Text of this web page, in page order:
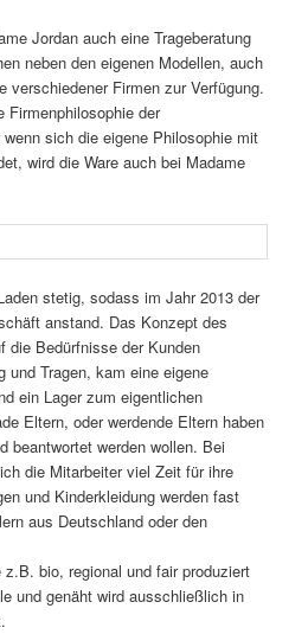
Jordan auch eine Trageberatung
neben den eigenen Modellen, auch
verschiedener Firmen zur Verfügung.
Firmenphilosophie der
sich die eigene Philosophie mit
wird die Ware auch bei Madame
stetig, sodass im Jahr 2013 der
anstand. Das Konzept des
die Bedürfnisse der Kunden
und Tragen, kam eine eigene
ein Lager zum eigentlichen
Eltern, oder werdende Eltern haben
beantwortet werden wollen. Bei
die Mitarbeiter viel Zeit für ihre
und Kinderkleidung werden fast
aus Deutschland oder den
bio, regional und fair produziert
und genäht wird ausschließlich in